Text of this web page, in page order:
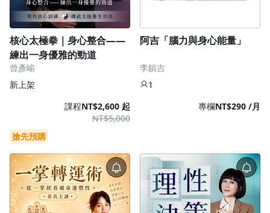
核心太極拳｜身心整合——
練出一身優雅的勁道
曾彥崳
新上架
課程
NT$5,000
NT$2,600 起
搶先預購
阿吉「腦力與身心能量」
李鎮吉
1
專欄NT$290 /月